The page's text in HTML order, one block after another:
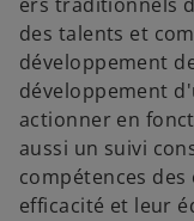
des talents et
développement
développement
actionner en
aussi un suivi
compétences
efficacité et leur